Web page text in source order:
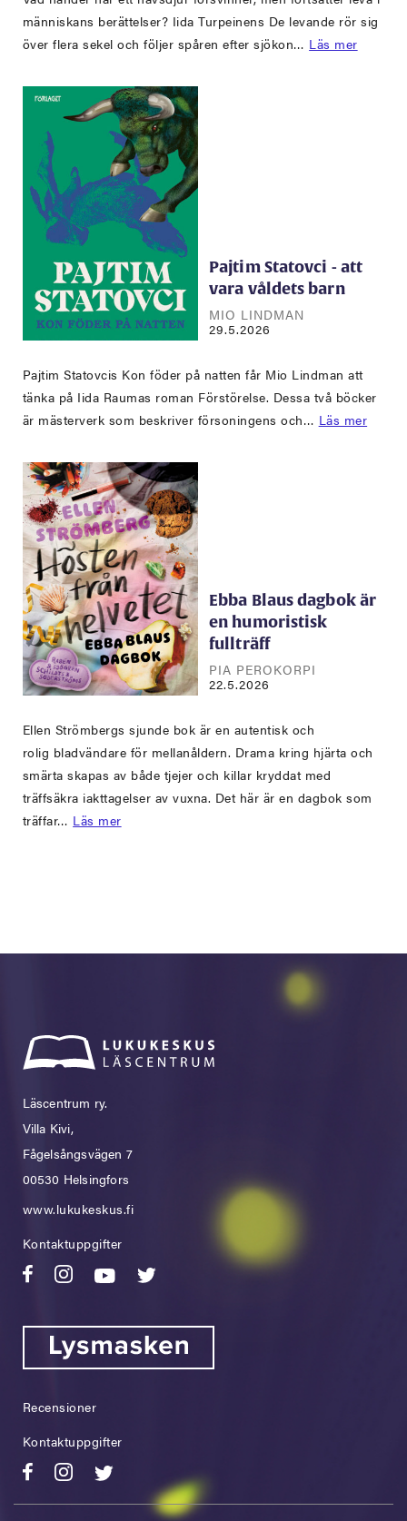
människans berättelser? Iida Turpeinens De levande rör sig
över flera sekel och följer spåren efter sjökon… Läs mer
Pajtim Statovci - att
vara våldets barn
MIO LINDMAN
29.5.2026
Pajtim Statovcis Kon föder på natten får Mio Lindman att
tänka på Iida Raumas roman Förstörelse. Dessa två böcker
är mästerverk som beskriver försoningens och… Läs mer
Ebba Blaus dagbok är
en humoristisk
fullträff
PIA PEROKORPI
22.5.2026
Ellen Strömbergs sjunde bok är en autentisk och
rolig bladvändare för mellanåldern. Drama kring hjärta och
smärta skapas av både tjejer och killar kryddat med
träffsäkra iakttagelser av vuxna. Det här är en dagbok som
träffar… Läs mer
Läscentrum ry.
Villa Kivi,
Fågelsångsvägen 7
00530 Helsingfors
www.lukukeskus.fi
Kontaktuppgifter
Recensioner
Kontaktuppgifter